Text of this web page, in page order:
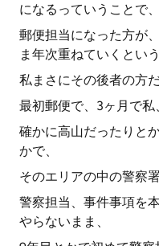
になるっていうことで、
郵便担当になった方が
ま年次重ねていくとい
私まさにその後者の方
最初郵便で、3ヶ月で私
確かに高山だったりと
かで、
そのエリアの中の警察
警察担当、事件事項を
やらないまま、